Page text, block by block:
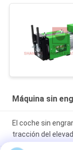
Máquina sin
El coche sin
tracción del